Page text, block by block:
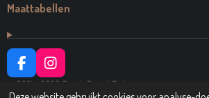
Maattabellen
F
A
C
I
N
S
© 2021 - 2026 Dutch Brand Fashion